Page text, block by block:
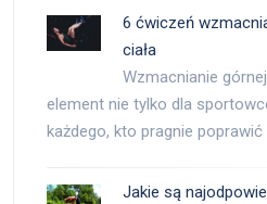
6 ćwiczeń
ciała
Wzmacnianie
element nie tylko dla
każdego, kto pragnie
Jakie są